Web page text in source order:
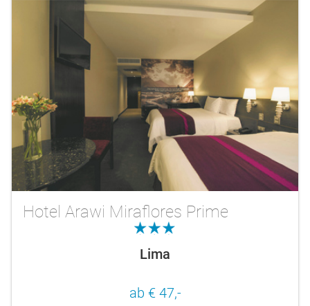
Hotel Arawi Miraflores Prime
3.0
Lima
ab € 47,-